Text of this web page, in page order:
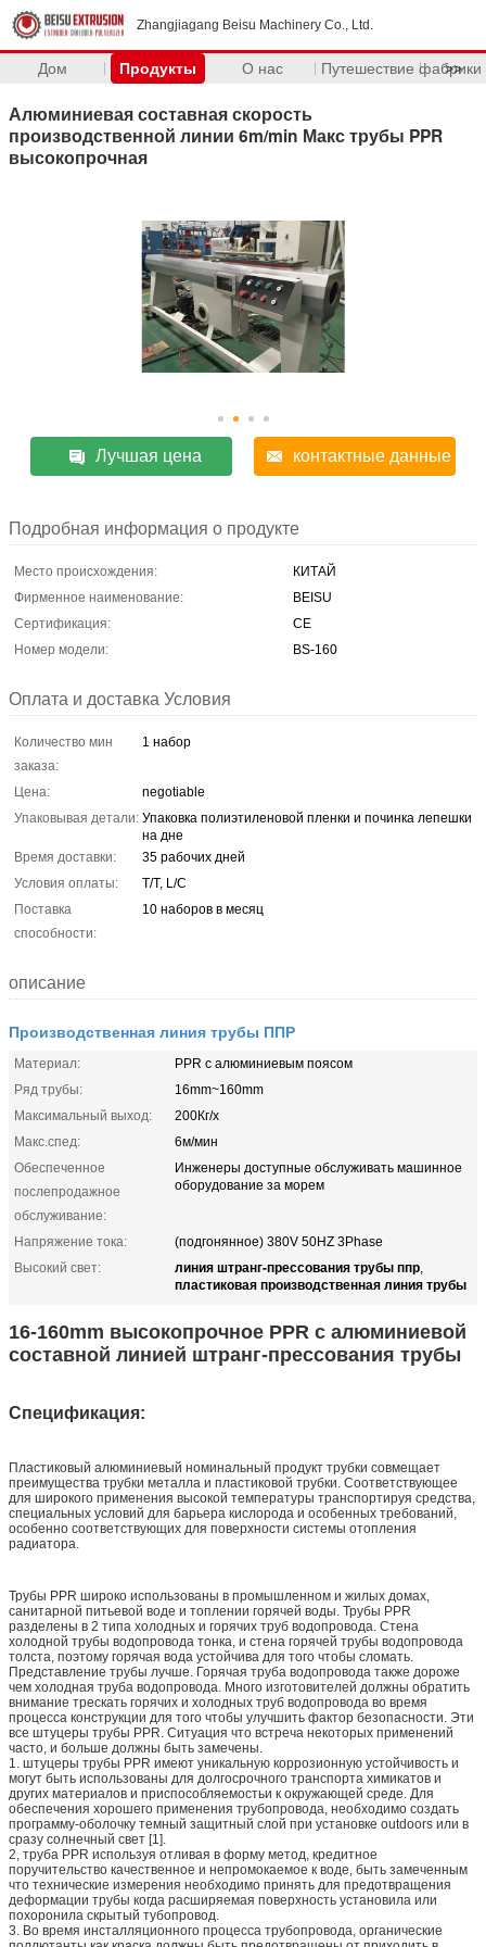
Zhangjiagang Beisu Machinery Co., Ltd.
Дом Продукты О нас Путешествие фабрики
>>
Алюминиевая составная скорость
производственной линии 6m/min Макс трубы PPR
высокопрочная
Лучшая цена контактные данные
Подробная информация о продукте
Место происхождения:
КИТАЙ
Фирменное наименование:
BEISU
Сертификация:
CE
Номер модели:
BS-160
Оплата и доставка Условия
Количество мин
заказа:
1 набор
Цена:
negotiable
Упаковывая детали: Упаковка полиэтиленовой пленки и починка лепешки
на дне
Время доставки:
35 рабочих дней
Условия оплаты:
T/T, L/C
Поставка
способности:
10 наборов в месяц
описание
Производственная линия трубы ППР
Материал:
PPR с алюминиевым поясом
Ряд трубы:
16mm~160mm
Максимальный выход:
200Кг/х
Макс.спед:
6м/мин
Обеспеченное
послепродажное
обслуживание:
Инженеры доступные обслуживать машинное
оборудование за морем
Напряжение тока:
(подгонянное) 380V 50HZ 3Phase
Высокий свет:
линия штранг-прессования трубы ппр,
пластиковая производственная линия трубы
16-160mm высокопрочное PPR с алюминиевой
составной линией штранг-прессования трубы
Спецификация:
Пластиковый алюминиевый номинальный продукт трубки совмещает
преимущества трубки металла и пластиковой трубки. Соответствующее
для широкого применения высокой температуры транспортируя средства,
специальных условий для барьера кислорода и особенных требований,
особенно соответствующих для поверхности системы отопления
радиатора.
Трубы PPR широко использованы в промышленном и жилых домах,
санитарной питьевой воде и топлении горячей воды. Трубы PPR
разделены в 2 типа холодных и горячих труб водопровода. Стена
холодной трубы водопровода тонка, и стена горячей трубы водопровода
толста, поэтому горячая вода устойчива для того чтобы сломать.
Представление трубы лучше. Горячая труба водопровода также дороже
чем холодная труба водопровода. Много изготовителей должны обратить
внимание трескать горячих и холодных труб водопровода во время
процесса конструкции для того чтобы улучшить фактор безопасности. Эти
все штуцеры трубы PPR. Ситуация что встреча некоторых применений
часто, и больше должны быть замечены.
1. штуцеры трубы PPR имеют уникальную коррозионную устойчивость и
могут быть использованы для долгосрочного транспорта химикатов и
других материалов и приспособляемостьи к окружающей среде. Для
обеспечения хорошего применения трубопровода, необходимо создать
программу-оболочку темный защитный слой при установке outdoors или в
сразу солнечный свет [1].
2, труба PPR используя отливая в форму метод, кредитное
поручительство качественное и непромокаемое к воде, быть замеченным
что технические измерения необходимо принять для предотвращения
деформации трубы когда расширяемая поверхность установила или
похоронила скрытый тубопровод.
3. Во время инсталляционного процесса трубопровода, органические